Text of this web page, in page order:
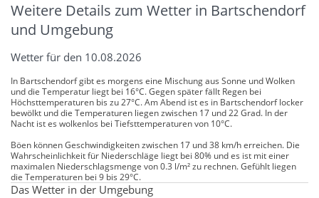
Weitere Details zum Wetter in Bartschendorf
und Umgebung
Wetter für den 10.08.2026
In Bartschendorf gibt es morgens eine Mischung aus Sonne und Wolken
und die Temperatur liegt bei 16°C. Gegen später fällt Regen bei
Höchsttemperaturen bis zu 27°C. Am Abend ist es in Bartschendorf locker
bewölkt und die Temperaturen liegen zwischen 17 und 22 Grad. In der
Nacht ist es wolkenlos bei Tiefsttemperaturen von 10°C.
Böen können Geschwindigkeiten zwischen 17 und 38 km/h erreichen. Die
Wahrscheinlichkeit für Niederschläge liegt bei 80% und es ist mit einer
maximalen Niederschlagsmenge von 0.3 l/m² zu rechnen. Gefühlt liegen
die Temperaturen bei 9 bis 29°C.
Das Wetter in der Umgebung